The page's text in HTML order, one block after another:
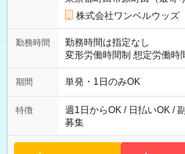
株式会社ワンベルウッズ
勤務時間
勤務時間は指定なし
変形労働時間制 想定労働時間160時間/月 【
～21：00
期間 単発・1日のみOK
特徴
週1日からOK / 日払いOK /
募集